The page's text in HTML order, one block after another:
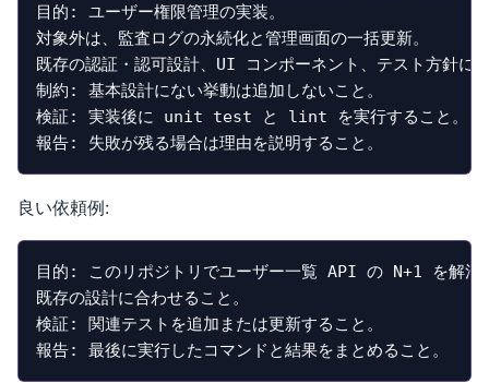
目的: ユーザー権限管理の実装。
対象外は、監査ログの永続化と管理画面の一括更新。
既存の認証・認可設計、UI コンポーネント、テスト方針に
制約: 基本設計にない挙動は追加しないこと。
検証: 実装後に unit test と lint を実行すること。
報告: 失敗が残る場合は理由を説明すること。
良い依頼例:
目的: このリポジトリでユーザー一覧 API の N+1 を解消
既存の設計に合わせること。
検証: 関連テストを追加または更新すること。
報告: 最後に実行したコマンドと結果をまとめること。